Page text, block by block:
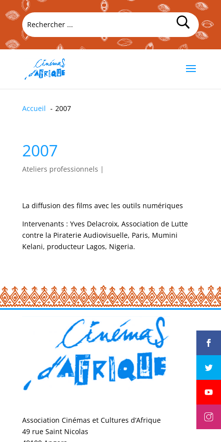
Accueil 2007
2007
Ateliers professionnels |
La diffusion des films avec les outils numériques
Intervenants : Yves Delacroix, Association de Lutte
contre la Piraterie Audiovisuelle, Paris, Mumini
Kelani, producteur Lagos, Nigeria.
Association Cinémas et Cultures d’Afrique
49 rue Saint Nicolas